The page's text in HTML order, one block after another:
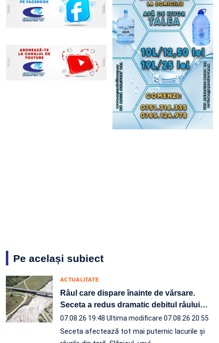
Pe același subiect
ACTUALITATE
Râul care dispare înainte de vărsare.
Seceta a redus dramatic debitul râului…
07.08.26 19:48 Ultima modificare 07.08.26 20:55
Seceta afectează tot mai puternic lacurile și